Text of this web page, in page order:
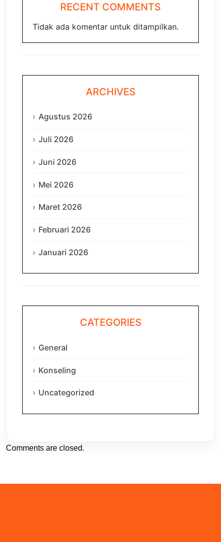
RECENT COMMENTS
Tidak ada komentar untuk ditampilkan.
ARCHIVES
Agustus 2026
Juli 2026
Juni 2026
Mei 2026
Maret 2026
Februari 2026
Januari 2026
CATEGORIES
General
Konseling
Uncategorized
Comments are closed.